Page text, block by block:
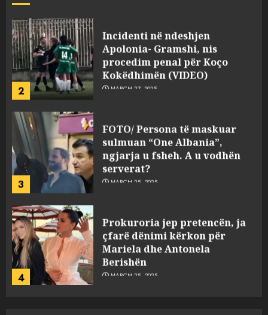
2
Incidenti në ndeshjen
Apolonia- Gramshi, nis
procedim penal për Koço
Kokëdhimën (VIDEO)
MARCH 27, 2025
3
FOTO/ Persona të maskuar
sulmuan “One Albania”,
ngjarja u fsheh. A u vodhën
serverat?
MARCH 25, 2025
4
Prokuroria jep pretencën, ja
çfarë dënimi kërkon për
Mariela dhe Antonela
Berishën
MARCH 25, 2025